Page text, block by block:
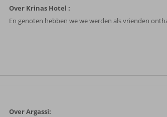
Over Krinas Hotel :
En genoten hebben we we werden als vrienden
Over Argassi: